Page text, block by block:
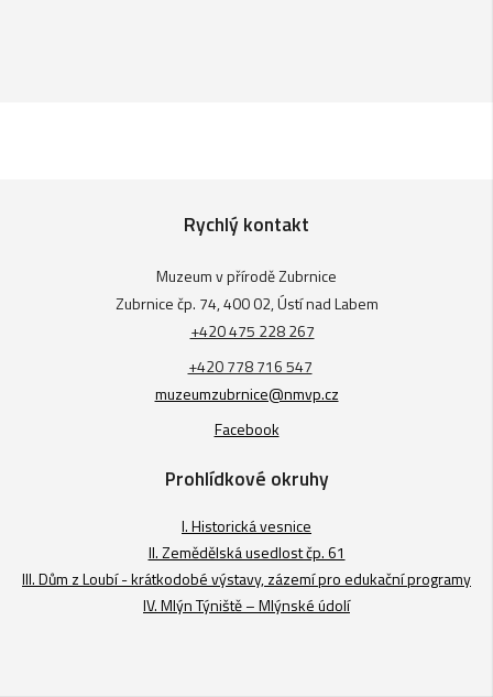
Rychlý kontakt
Muzeum v přírodě Zubrnice
Zubrnice čp. 74, 400 02, Ústí nad Labem
+420 475 228 267
+420 778 716 547
muzeumzubrnice@nmvp.cz
Facebook
Prohlídkové okruhy
I. Historická vesnice
II. Zemědělská usedlost čp. 61
III. Dům z Loubí - krátkodobé výstavy, zázemí pro edukační programy
IV. Mlýn Týniště – Mlýnské údolí